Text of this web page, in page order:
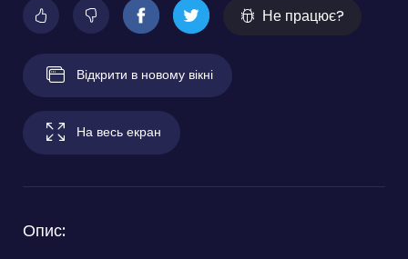
Не працює?
Відкрити в новому вікні
На весь екран
Опис: